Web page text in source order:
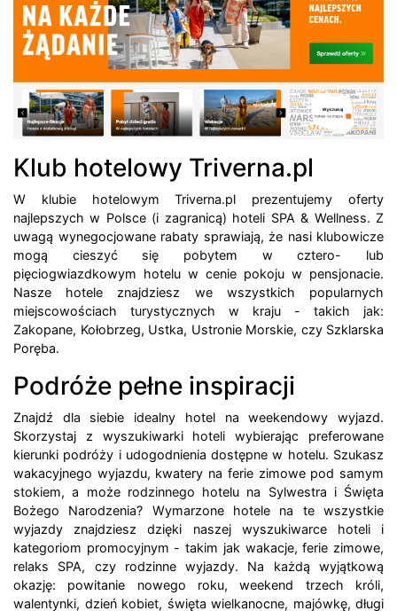
Klub hotelowy Triverna.pl
W klubie hotelowym Triverna.pl prezentujemy oferty
najlepszych w Polsce (i zagranicą) hoteli SPA & Wellness. Z
uwagą wynegocjowane rabaty sprawiają, że nasi klubowicze
mogą cieszyć się pobytem w cztero- lub
pięciogwiazdkowym hotelu w cenie pokoju w pensjonacie.
Nasze hotele znajdziesz we wszystkich popularnych
miejscowościach turystycznych w kraju - takich jak:
Zakopane, Kołobrzeg, Ustka, Ustronie Morskie, czy Szklarska
Poręba.
Podróże pełne inspiracji
Znajdź dla siebie idealny hotel na weekendowy wyjazd.
Skorzystaj z wyszukiwarki hoteli wybierając preferowane
kierunki podróży i udogodnienia dostępne w hotelu. Szukasz
wakacyjnego wyjazdu, kwatery na ferie zimowe pod samym
stokiem, a może rodzinnego hotelu na Sylwestra i Święta
Bożego Narodzenia? Wymarzone hotele na te wszystkie
wyjazdy znajdziesz dzięki naszej wyszukiwarce hoteli i
kategoriom promocyjnym - takim jak wakacje, ferie zimowe,
relaks SPA, czy rodzinne wyjazdy. Na każdą wyjątkową
okazję: powitanie nowego roku, weekend trzech króli,
walentynki, dzień kobiet, święta wielkanocne, majówkę, długi